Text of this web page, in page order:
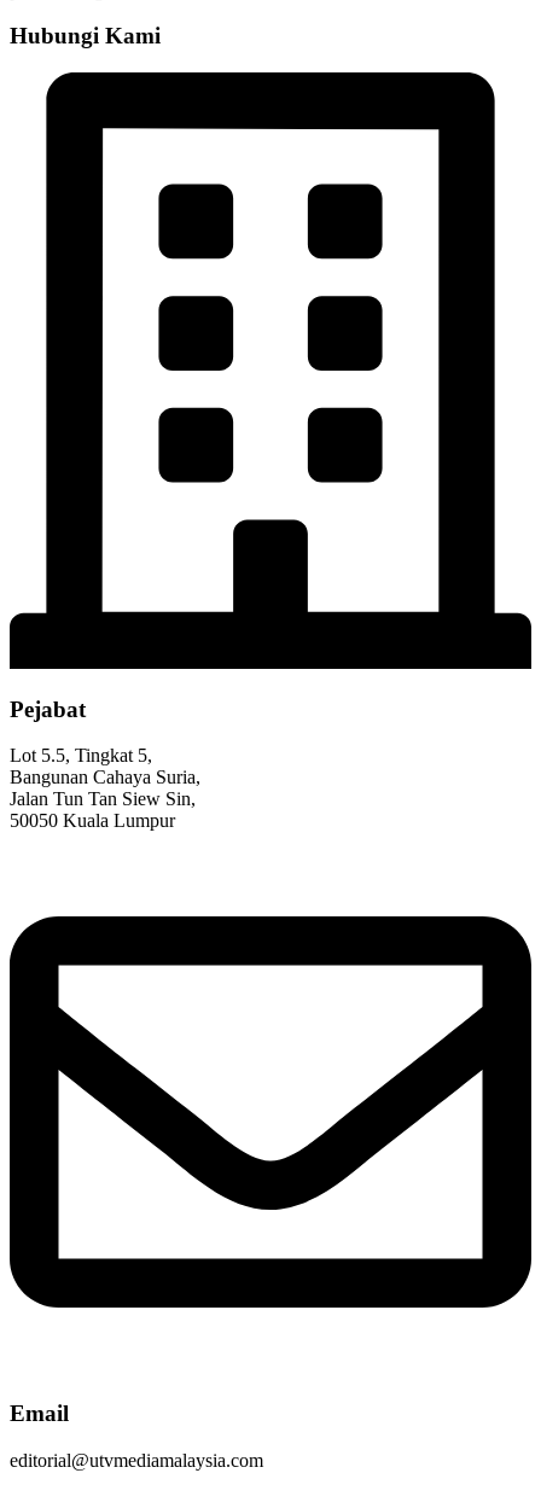
Hubungi Kami
Pejabat
Lot 5.5, Tingkat 5,
Bangunan Cahaya Suria,
Jalan Tun Tan Siew Sin,
50050 Kuala Lumpur
Email
editorial@utvmediamalaysia.com